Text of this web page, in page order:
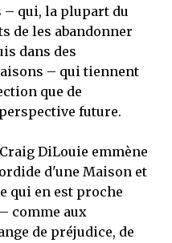
– qui, la plupart du
de les abandonner
dans des
– qui tiennent
que de
future.
DiLouie emmène
d'une Maison et
qui en est proche
comme aux
de préjudice, de